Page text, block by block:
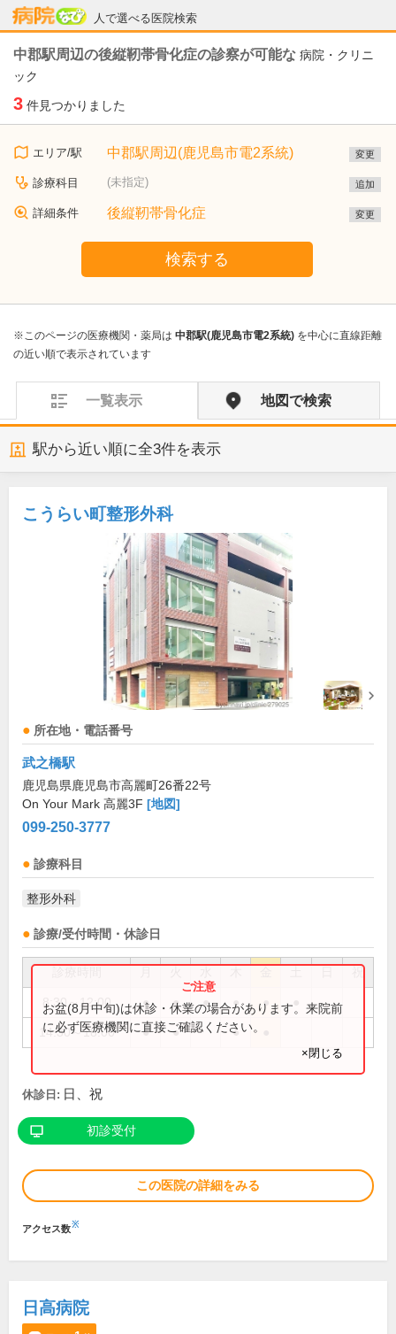
人で選べる医院検索
病院なび
中郡駅周辺の後縦靭帯骨化症の診察が可能な 病院・クリニ
ック
3 件見つかりました
エリア/駅 中郡駅周辺(鹿児島市電2系統) 変更
診療科目 (未指定) 追加
詳細条件 後縦靭帯骨化症 変更
検索する
※このページの医療機関・薬局は 中郡駅(鹿児島市電2系統) を中心に直線距離
の近い順で表示されています
一覧表示 地図で検索
駅から近い順に全3件を表示
こうらい町整形外科
所在地・電話番号
武之橋駅
鹿児島県鹿児島市高麗町26番22号
On Your Mark 高麗3F [地図]
099-250-3777
診療科目
整形外科
診療/受付時間・休診日
祝
8:30～12:00 ● ● ● ● ●
14:30～18:00 ● ● ●
お盆(8月中旬)は休診・休業の場合があります。来院前
に必ず医療機関に直接ご確認ください。
×閉じる
休診日: 日、祝
初診受付
この医院の詳細をみる
アクセス数※
日高病院